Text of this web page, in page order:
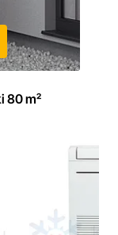
80 m²